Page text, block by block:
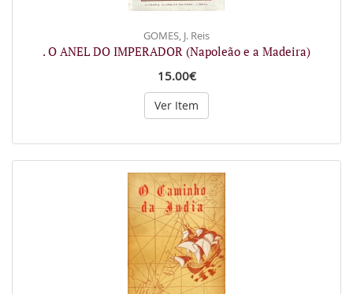
GOMES, J. Reis
. O ANEL DO IMPERADOR (Napoleão e a Madeira)
15.00€
Ver Item